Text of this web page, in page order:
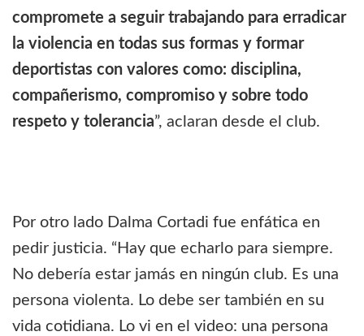
compromete a seguir trabajando para erradicar
la violencia en todas sus formas y formar
deportistas con valores como: disciplina,
compañerismo, compromiso y sobre todo
respeto y tolerancia”, aclaran desde el club.
Por otro lado Dalma Cortadi fue enfática en
pedir justicia. “Hay que echarlo para siempre.
No debería estar jamás en ningún club. Es una
persona violenta. Lo debe ser también en su
vida cotidiana. Lo vi en el video: una persona